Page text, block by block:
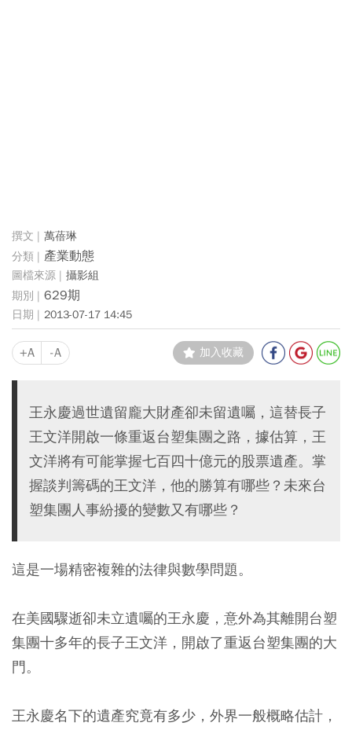
萬蓓琳
產業動態
攝影組
629期
2013-07-17 14:45
+A -A 加入收藏
王永慶過世遺留龐大財產卻未留遺囑，這替長子
王文洋開啟一條重返台塑集團之路，據估算，王
文洋將有可能掌握七百四十億元的股票遺產。掌
握談判籌碼的王文洋，他的勝算有哪些？未來台
塑集團人事紛擾的變數又有哪些？
這是一場精密複雜的法律與數學問題。
在美國驟逝卻未立遺囑的王永慶，意外為其離開台塑
集團十多年的長子王文洋，開啟了重返台塑集團的大
門。
王永慶名下的遺產究竟有多少，外界一般概略估計，